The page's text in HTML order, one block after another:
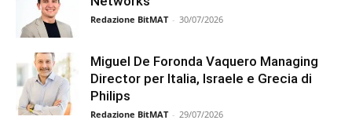
Redazione BitMAT - 30/07/2026
Miguel De Foronda Vaquero Managing
Director per Italia, Israele e Grecia di
Philips
Redazione BitMAT - 29/07/2026